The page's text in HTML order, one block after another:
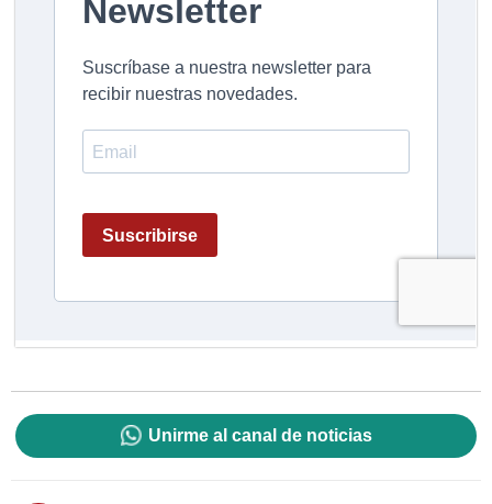
Unirme al canal de noticias